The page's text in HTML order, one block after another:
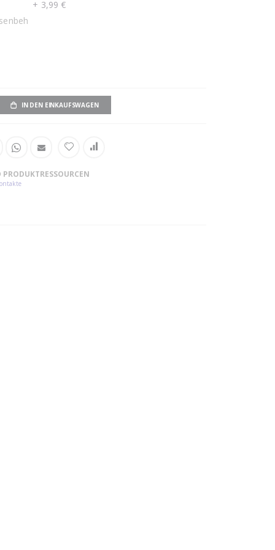
+ 3,99 €
IN DEN EINKAUFSWAGEN
Intensität. Mit ihrem leuchtend roten Farbton